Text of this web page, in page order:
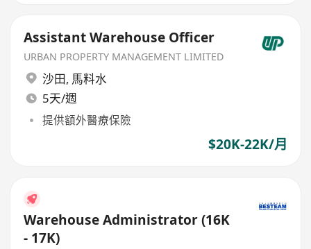
Assistant Warehouse Officer
URBAN PROPERTY MANAGEMENT LIMITED
沙田, 馬料水
5天/週
提供額外醫療保險
$20K-22K/月
Warehouse Administrator (16K
- 17K)